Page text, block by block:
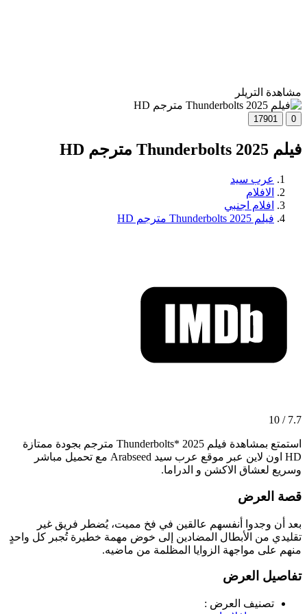
مشاهدة التريلر
0
17901
فيلم Thunderbolts 2025 مترجم HD
عرب سيد
الافلام
افلام اجنبي
فيلم Thunderbolts 2025 مترجم HD
7.7 / 10
استمتع بمشاهدة فيلم Thunderbolts* 2025 مترجم بجودة ممتازة
HD اون لاين عبر موقع عرب سيد Arabseed مع تحميل مباشر
وسريع لعشاق الاكشن و الدراما.
قصة العرض
بعد أن وجدوا أنفسهم عالقين في فخ مميت، يُضطر فريق غير
تقليدي من الأبطال المضادين إلى خوض مهمة خطيرة تُجبر كل واحدٍ
منهم على مواجهة الزوايا المظلمة من ماضيه.
تفاصيل العرض
تصنيف العرض :